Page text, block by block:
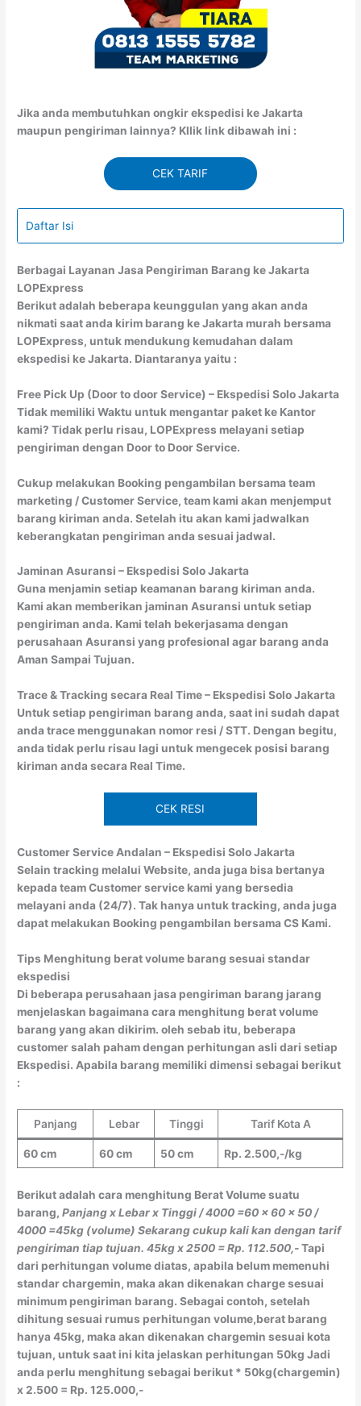
Jika anda membutuhkan ongkir ekspedisi ke Jakarta
maupun pengiriman lainnya? Kllik link dibawah ini :
CEK TARIF
Daftar Isi
Berbagai Layanan Jasa Pengiriman Barang ke Jakarta
LOPExpress
Berikut adalah beberapa keunggulan yang akan anda
nikmati saat anda kirim barang ke Jakarta murah bersama
LOPExpress, untuk mendukung kemudahan dalam
ekspedisi ke Jakarta. Diantaranya yaitu :
Free Pick Up (Door to door Service) – Ekspedisi Solo Jakarta
Tidak memiliki Waktu untuk mengantar paket ke Kantor
kami? Tidak perlu risau, LOPExpress melayani setiap
pengiriman dengan Door to Door Service.
Cukup melakukan Booking pengambilan bersama team
marketing / Customer Service, team kami akan menjemput
barang kiriman anda. Setelah itu akan kami jadwalkan
keberangkatan pengiriman anda sesuai jadwal.
Jaminan Asuransi – Ekspedisi Solo Jakarta
Guna menjamin setiap keamanan barang kiriman anda.
Kami akan memberikan jaminan Asuransi untuk setiap
pengiriman anda. Kami telah bekerjasama dengan
perusahaan Asuransi yang profesional agar barang anda
Aman Sampai Tujuan.
Trace & Tracking secara Real Time – Ekspedisi Solo Jakarta
Untuk setiap pengiriman barang anda, saat ini sudah dapat
anda trace menggunakan nomor resi / STT. Dengan begitu,
anda tidak perlu risau lagi untuk mengecek posisi barang
kiriman anda secara Real Time.
CEK RESI
Customer Service Andalan – Ekspedisi Solo Jakarta
Selain tracking melalui Website, anda juga bisa bertanya
kepada team Customer service kami yang bersedia
melayani anda (24/7). Tak hanya untuk tracking, anda juga
dapat melakukan Booking pengambilan bersama CS Kami.
Tips Menghitung berat volume barang sesuai standar
ekspedisi
Di beberapa perusahaan jasa pengiriman barang jarang
menjelaskan bagaimana cara menghitung berat volume
barang yang akan dikirim. oleh sebab itu, beberapa
customer salah paham dengan perhitungan asli dari setiap
Ekspedisi. Apabila barang memiliki dimensi sebagai berikut
:
Panjang Lebar Tinggi Tarif Kota A
60 cm 60 cm 50 cm Rp. 2.500,-/kg
Berikut adalah cara menghitung Berat Volume suatu
barang,Panjang x Lebar x Tinggi / 4000 =60 x 60 x 50 /
4000 =45kg (volume) Sekarang cukup kali kan dengan tarif
pengiriman tiap tujuan. 45kg x 2500 = Rp. 112.500,-Tapi
dari perhitungan volume diatas, apabila belum memenuhi
standar chargemin, maka akan dikenakan charge sesuai
minimum pengiriman barang. Sebagai contoh, setelah
dihitung sesuai rumus perhitungan volume,berat barang
hanya 45kg, maka akan dikenakan chargemin sesuai kota
tujuan, untuk saat ini kita jelaskan perhitungan 50kg Jadi
anda perlu menghitung sebagai berikut * 50kg(chargemin)
x 2.500 = Rp. 125.000,-